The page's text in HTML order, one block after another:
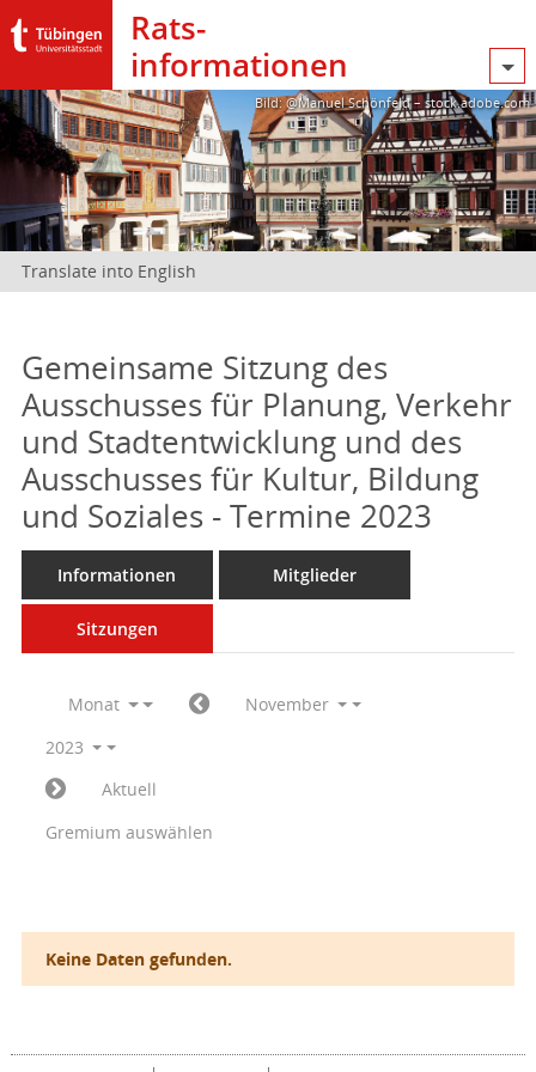
Rats­
informationen
Bild: @Manuel Schönfeld – stock.adobe.com
Translate into English
Gemeinsame Sitzung des
Ausschusses für Planung, Verkehr
und Stadtentwicklung und des
Ausschusses für Kultur, Bildung
und Soziales - Termine 2023
Informationen Mitglieder
Sitzungen
Monat
November
2023
Aktuell
Gremium auswählen
Keine Daten gefunden.